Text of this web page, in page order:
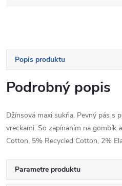
Popis produktu
Podrobný popis
Džínsová maxi sukňa. Pevný pás s
vreckami. So zapínaním na gombík
Cotton, 5% Recycled Cotton, 2%
Parametre produktu